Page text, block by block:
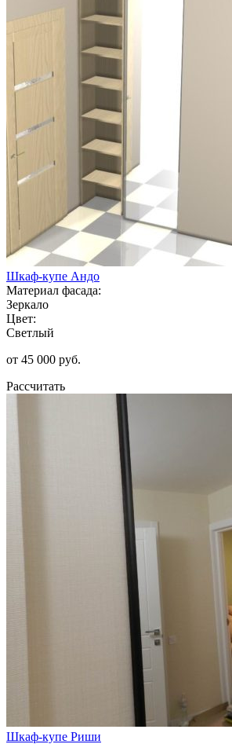
Шкаф-купе Андо
Материал фасада:
Зеркало
Цвет:
Светлый
от 45 000 руб.
Рассчитать
Шкаф-купе Риши